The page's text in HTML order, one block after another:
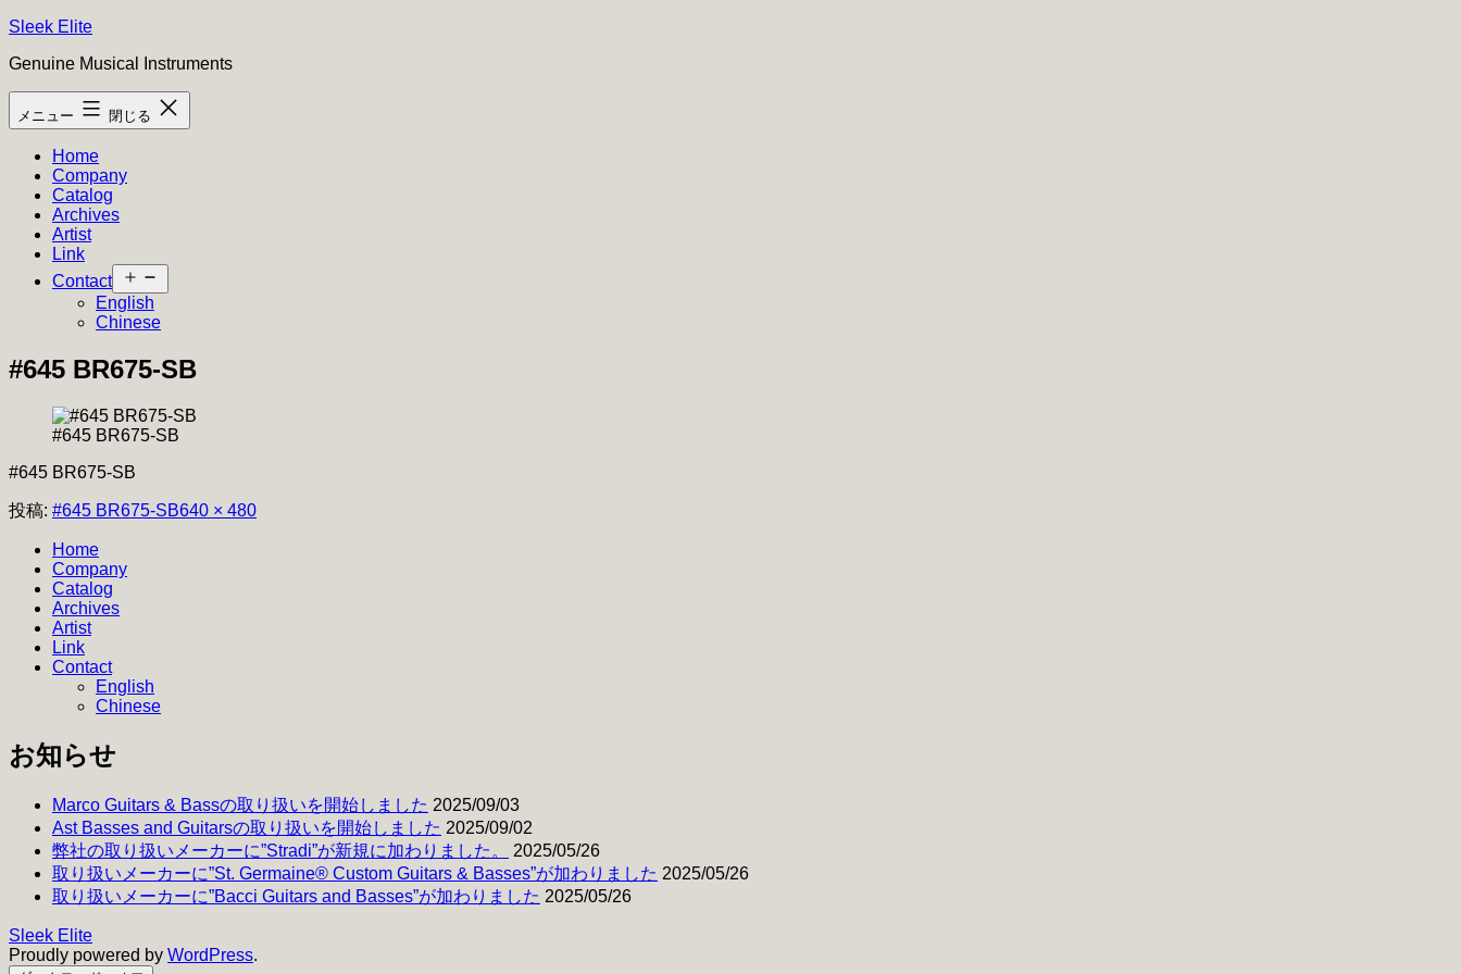
コ
テ
ン
ツ
Sleek Elite
Genuine Musical Instruments
メニュー 閉じる
Home
Company
Catalog
Archives
Artist
Link
Contact
ニ
ー
開
English
Chinese
#645 BR675-SB
#645 BR675-SB
#645 BR675-SB
投稿: #645 BR675-SBフ
640 × 480
Home
Company
Catalog
Archives
Artist
Link
Contact
English
Chinese
お知らせ
Marco Guitars & Bassの取り扱いを開始しました 2025/09/03
Ast Basses and Guitarsの取り扱いを開始しました 2025/09/02
弊社の取り扱いメーカーに”Stradi”が新規に加わりました。
2025/05/26
取り扱いメーカーに”St. Germaine® Custom Guitars & Basses”が加わりました 2025/05/26
取り扱いメーカーに”Bacci Guitars and Basses”が加わりました 2025/05/26
Sleek Elite
Proudly powered by WordPress.